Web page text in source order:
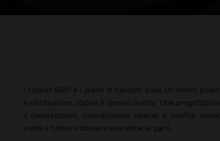
I sistemi MBO e i premi di risultato sono strumenti
e retribuzione stabile è spesso sottile. Una
a contestazioni, rivendicazioni salariali e conflitti
rischi e tutelare davvero entrambe le parti.